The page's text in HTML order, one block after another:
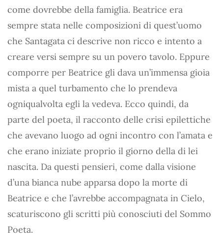
come dovrebbe della famiglia. Beatrice era
sempre stata nelle composizioni di quest’uomo
che Santagata ci descrive non ricco e intento a
creare versi sempre su un povero tavolo. Eppure
comporre per Beatrice gli dava un’immensa gioia
mista a quel turbamento che lo prendeva
ogniqualvolta egli la vedeva. Ecco quindi, da
parte del poeta, il racconto delle crisi epilettiche
che avevano luogo ad ogni incontro con l’amata e
che erano iniziate proprio il giorno della di lei
nascita. Da questi pensieri, come dalla visione
d’una bianca nube apparsa dopo la morte di
Beatrice e che l’avrebbe accompagnata in Cielo,
scaturiscono gli scritti più conosciuti del Sommo
Poeta.